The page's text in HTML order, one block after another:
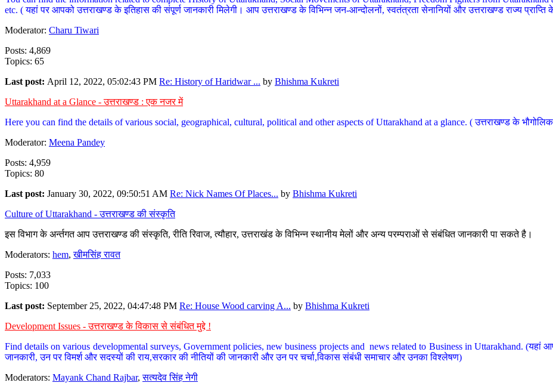
etc. ( यहां पर आपको उत्तराखण्ड के इतिहास की संपूर्ण जानकारी मिलेगी। आप उत्तराखण्ड के विभिन्न जन-आन्दोलनों, स्वतंत्रता सेनानियों और उत्तराखण्ड राज्य
Moderator: Charu Tiwari
Posts: 4,869
Topics: 65
Last post: April 12, 2022, 05:02:43 PM Re: History of Haridwar ... by Bhishma Kukreti
Uttarakhand at a Glance - उत्तराखण्ड : एक नजर में
Here you can find the details of various social, geographical, cultural, political and other aspects of Uttarakhand at a glance. ( उत्तराखण्ड के
Moderator: Meena Pandey
Posts: 4,959
Topics: 80
Last post: January 30, 2022, 09:50:51 AM Re: Nick Names Of Places... by Bhishma Kukreti
Culture of Uttarakhand - उत्तराखण्ड की संस्कृति
इस विभाग के अर्न्तगत आप उत्तराखण्ड की संस्कृति, रीति रिवाज, त्यौहार, उत्तराखंड के विभिन्न स्थानीय मेलों और अन्य परम्पराओं से संबंधित जानकारी पा सकते है।
Moderators: hem,खीमसिंह रावत
Posts: 7,033
Topics: 100
Last post: September 25, 2022, 04:47:48 PM Re: House Wood carving A... by Bhishma Kukreti
Development Issues - उत्तराखण्ड के विकास से संबंधित मुद्दे !
Find details on various developmental surveys, Government policies, new business projects and news related to Business in Uttarakhand. (यहां
जानकारी, उन पर विमर्श और सदस्यों की राय,सरकार की नीतियों की जानकारी और उन पर चर्चा,विकास संबंधी समाचार और उनका विश्लेषण)
Moderators: Mayank Chand Rajbar,सत्यदेव सिंह नेगी